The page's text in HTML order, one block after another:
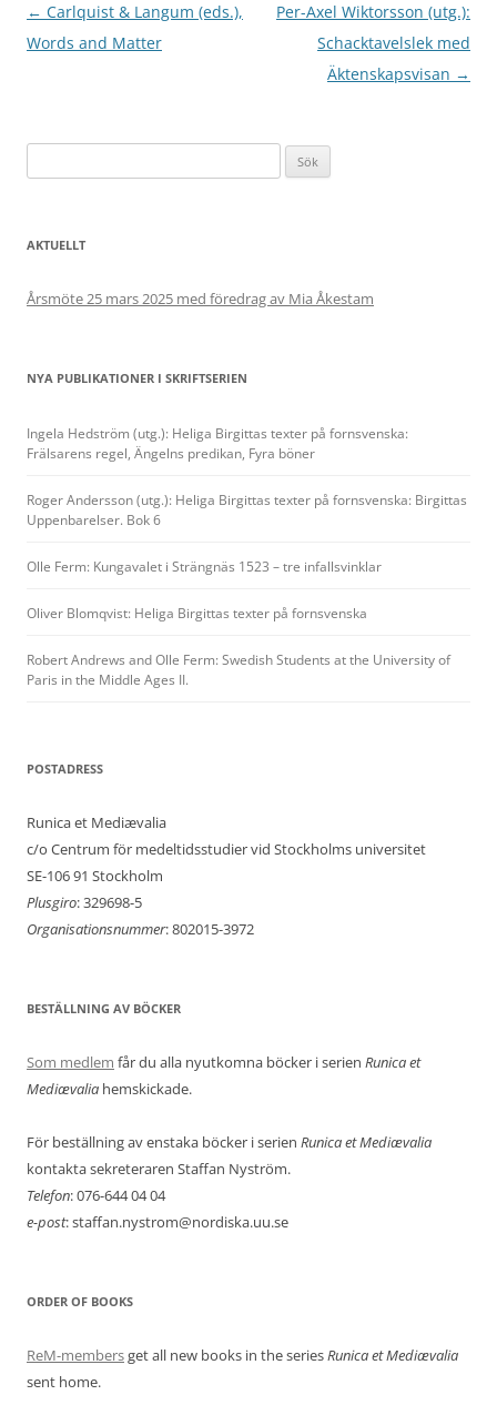
Inläggsnavigering
← Carlquist & Langum (eds.),
Words and Matter
Per-Axel Wiktorsson (utg.):
Schacktavelslek med
Äktenskapsvisan →
efter:
AKTUELLT
Årsmöte 25 mars 2025 med föredrag av Mia Åkestam
NYA PUBLIKATIONER I SKRIFTSERIEN
Ingela Hedström (utg.): Heliga Birgittas texter på fornsvenska:
Frälsarens regel, Ängelns predikan, Fyra böner
Roger Andersson (utg.): Heliga Birgittas texter på fornsvenska: Birgittas
Uppenbarelser. Bok 6
Olle Ferm: Kungavalet i Strängnäs 1523 – tre infallsvinklar
Oliver Blomqvist: Heliga Birgittas texter på fornsvenska
Robert Andrews and Olle Ferm: Swedish Students at the University of
Paris in the Middle Ages II.
POSTADRESS
Runica et Mediævalia
c/o Centrum för medeltidsstudier vid Stockholms universitet
SE-106 91 Stockholm
Plusgiro: 329698-5
Organisationsnummer: 802015-3972
BESTÄLLNING AV BÖCKER
Som medlem får du alla nyutkomna böcker i serien Runica et
Mediævalia hemskickade.
För beställning av enstaka böcker i serien Runica et Mediævalia
kontakta sekreteraren Staffan Nyström.
Telefon: 076-644 04 04
e-post: staffan.nystrom@nordiska.uu.se
ORDER OF BOOKS
ReM-membersget all new books in the seriesRunica et Mediævalia
sent home.